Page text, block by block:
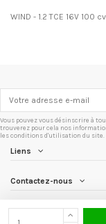
WIND - 1.2 TCE 16V 100
Vous pouvez vous désinscrire à
trouverez pour cela nos
les conditions d'utilisation du site.
Liens
Contactez-nous
Newsletter